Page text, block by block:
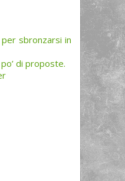
sbronzarsi in
di proposte.